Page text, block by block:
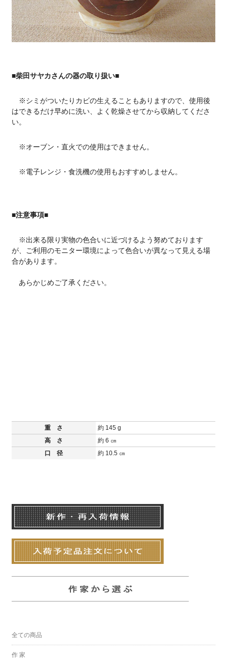
■柴田サヤカさんの器の取り扱い■
※シミがついたりカビの生えることもありますので、使用後
はできるだけ早めに洗い、よく乾燥させてから収納してくださ
い。
※オーブン・直火での使用はできません。
※電子レンジ・食洗機の使用もおすすめしません。
■注意事項■
※出来る限り実物の色合いに近づけるよう努めております
が、ご利用のモニター環境によって色合いが異なって見える場
合があります。
あらかじめご了承ください。
重 さ
約 145 g
高 さ
約 6 ㎝
口 径
約 10.5 ㎝
全ての商品
作 家